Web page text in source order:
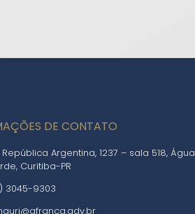
DE CONTATO
República Argentina, 1237 – sala 518, Água
Curitiba-PR
3045-9303